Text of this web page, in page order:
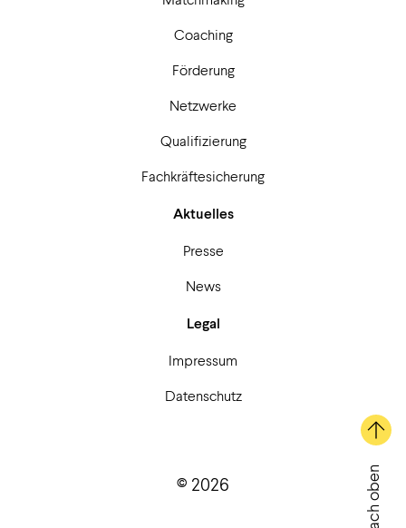
Coaching
Förderung
Netzwerke
Qualifizierung
Fachkräftesicherung
Aktuelles
Presse
News
Legal
Impressum
Datenschutz
Nach oben
© 2026